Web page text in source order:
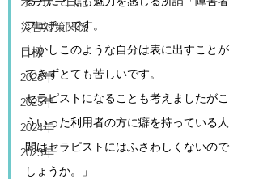
災害対策関係
目標
2026年
2025年
2024年
2023年
フェチ」です。
しかしこのような自分は表に出すことが
できずとても苦しいです。
セラピストになることも考えましたがこ
ういった利用者の方に癖を持っている人
間はセラピストにはふさわしくないので
しょうか。」